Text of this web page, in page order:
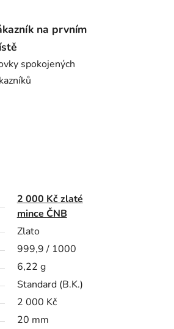
na prvním
spokojených
2 000 Kč zlaté
mince ČNB
Zlato
999,9 / 1000
6,22 g
Standard (B.K.)
2 000 Kč
20 mm